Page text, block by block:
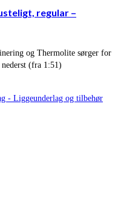
regular –
og Thermolite sørger for
(fra 1:51)